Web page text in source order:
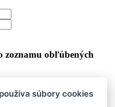
obľúbených
zoznam obľúbených
súbory cookies